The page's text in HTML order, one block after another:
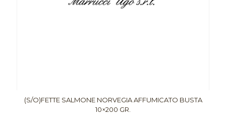
(S/O)FETTE SALMONE NORVEGIA AFFUMICATO BUSTA
10×200 GR.